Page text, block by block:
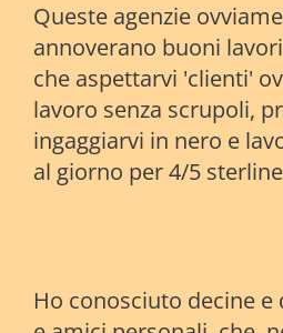
Queste agenzie
annoverano buoni
che aspettarvi 'clienti'
lavoro senza scrupoli,
ingaggiarvi in nero e
al giorno per 4/5
Ho conosciuto decine e